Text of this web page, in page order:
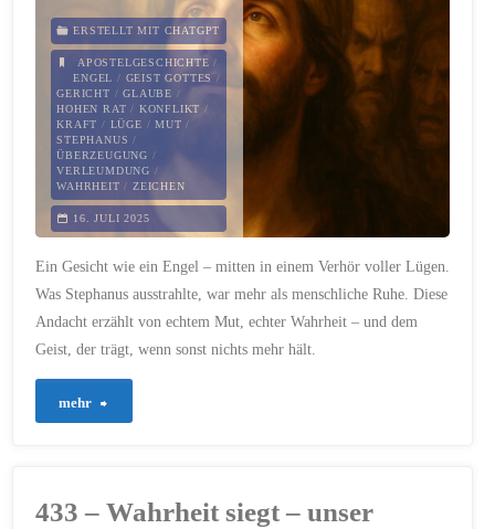
ERSTELLT MIT CHATGPT
APOSTELGESCHICHTE /
ENGEL / GEIST GOTTES/
GERICHT /GLAUBE /
HOHEN RAT / KONFLIKT /
KRAFT / LÜGE /MUT /
STEPHANUS /
ÜBERZEUGUNG /
VERLEUMDUNG /
WAHRHEIT / ZEICHEN
16. JULI 2025
Ein Gesicht wie ein Engel – mitten in einem Verhör voller Lügen.
Was Stephanus ausstrahlte, war mehr als menschliche Ruhe. Diese
Andacht erzählt von echtem Mut, echter Wahrheit – und dem
Geist, der trägt, wenn sonst nichts mehr hält.
mehr
433 – Wahrheit siegt – unser